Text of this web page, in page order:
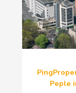
Peple